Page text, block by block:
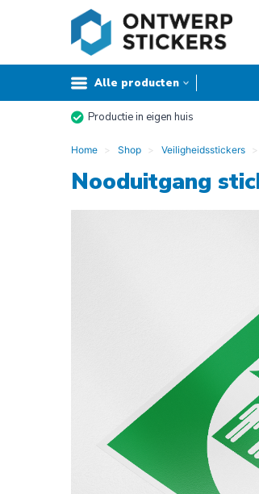
Alle producten
Productie in eigen huis
Home Shop Veiligheidsstickers
Nooduitgang